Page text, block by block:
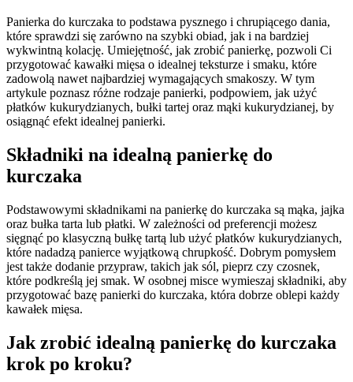
Panierka do kurczaka to podstawa pysznego i chrupiącego dania,
które sprawdzi się zarówno na szybki obiad, jak i na bardziej
wykwintną kolację. Umiejętność, jak zrobić panierkę, pozwoli Ci
przygotować kawałki mięsa o idealnej teksturze i smaku, które
zadowolą nawet najbardziej wymagających smakoszy. W tym
artykule poznasz różne rodzaje panierki, podpowiem, jak użyć
płatków kukurydzianych, bułki tartej oraz mąki kukurydzianej, by
osiągnąć efekt idealnej panierki.
Składniki na idealną panierkę do
kurczaka
Podstawowymi składnikami na panierkę do kurczaka są mąka, jajka
oraz bułka tarta lub płatki. W zależności od preferencji możesz
sięgnąć po klasyczną bułkę tartą lub użyć płatków kukurydzianych,
które nadadzą panierce wyjątkową chrupkość. Dobrym pomysłem
jest także dodanie przypraw, takich jak sól, pieprz czy czosnek,
które podkreślą jej smak. W osobnej misce wymieszaj składniki, aby
przygotować bazę panierki do kurczaka, która dobrze oblepi każdy
kawałek mięsa.
Jak zrobić idealną panierkę do kurczaka
krok po kroku?